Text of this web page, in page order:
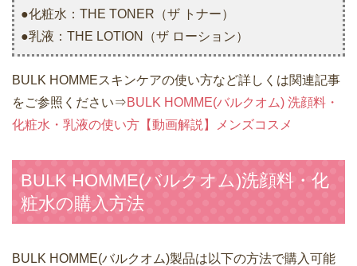
●化粧水：THE TONER（ザ トナー）
●乳液：THE LOTION（ザ ローション）
BULK HOMMEスキンケアの使い方など詳しくは関連記事
をご参照ください⇒BULK HOMME(バルクオム) 洗顔料・
化粧水・乳液の使い方【動画解説】メンズコスメ
BULK HOMME(バルクオム)洗顔料・化
粧水の購入方法
BULK HOMME(バルクオム)製品は以下の方法で購入可能